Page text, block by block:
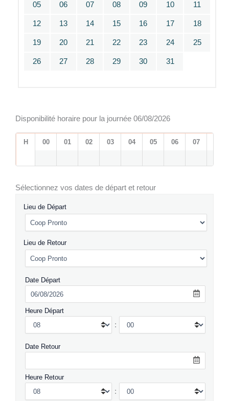
05 06 07 08 09 10 11
12 13 14 15 16 17 18
19 20 21 22 23 24 25
26 27 28 29 30 31
Disponibilité horaire pour la journée 06/08/2026
H 00 01 02 03 04 05 06 07
Sélectionnez vos dates de départ et retour
Lieu de Départ
Lieu de Retour
Date Départ
Heure Départ
:
Date Retour
Heure Retour
: